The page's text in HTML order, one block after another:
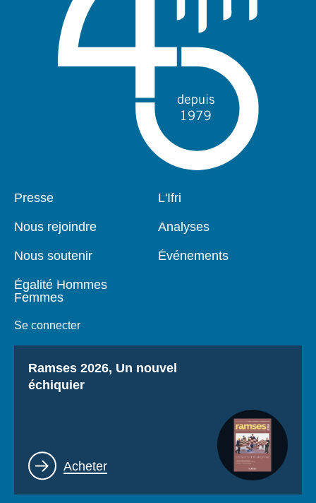
Pied
Presse
Nous rejoindre
Nous soutenir
Égalité Hommes
Femmes
Se connecter
Navigation
L'Ifri
Analyses
Événements
Titre
Ramses 2026, Un nouvel
échiquier
Lien
Acheter